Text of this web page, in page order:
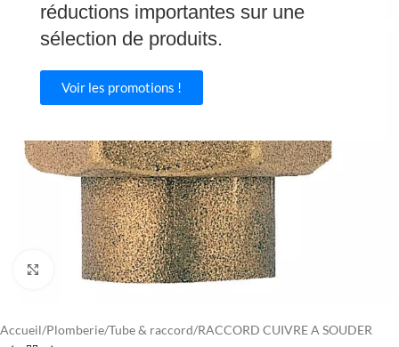
réductions importantes sur une
sélection de produits.
Voir les promotions !
Agrandir
Accueil/Plomberie/Tube & raccord/RACCORD CUIVRE A SOUDER